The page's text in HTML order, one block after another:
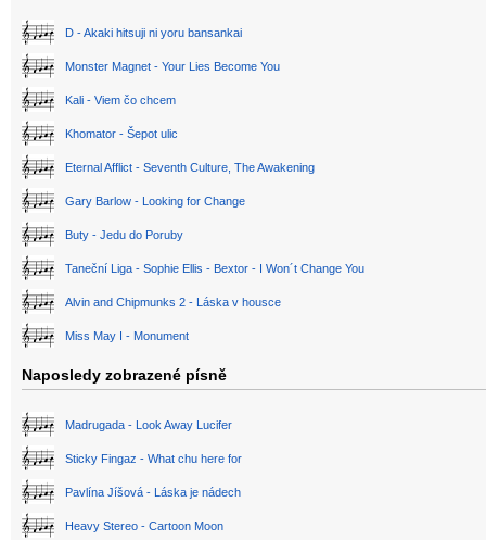
D - Akaki hitsuji ni yoru bansankai
Monster Magnet - Your Lies Become You
Kali - Viem čo chcem
Khomator - Šepot ulic
Eternal Afflict - Seventh Culture, The Awakening
Gary Barlow - Looking for Change
Buty - Jedu do Poruby
Taneční Liga - Sophie Ellis - Bextor - I Won´t Change You
Alvin and Chipmunks 2 - Láska v housce
Miss May I - Monument
Naposledy zobrazené písně
Madrugada - Look Away Lucifer
Sticky Fingaz - What chu here for
Pavlína Jíšová - Láska je nádech
Heavy Stereo - Cartoon Moon